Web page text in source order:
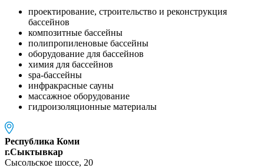
проектирование, строительство и реконструкция
бассейнов
композитные бассейны
полипропиленовые бассейны
оборудование для бассейнов
химия для бассейнов
spa-бассейны
инфракрасные сауны
массажное оборудование
гидроизоляционные материалы
Республика Коми
г.Сыктывкар
Сысольское шоссе, 20